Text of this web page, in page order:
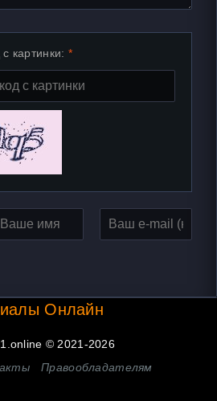
картинки:
Онлайн
© 2021-2026
Правообладателям